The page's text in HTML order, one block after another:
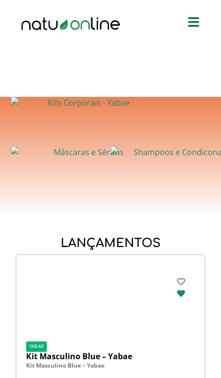
LANÇAMENTOS
YABAE
Kit Masculino Blue – Yabae
Kit Masculino Blue – Yabae